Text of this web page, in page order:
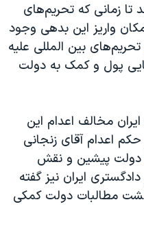
زمانی که تحریم‌های
واریز این بدهی وجود
تحریم‌های بین المللی علیه
پول و کمک به دولت
مخالف اعدام این
اعدام آقای زنجانی
دولت پیشین و نقش
ایران نیز گفته
مطالبات دولت کمکی